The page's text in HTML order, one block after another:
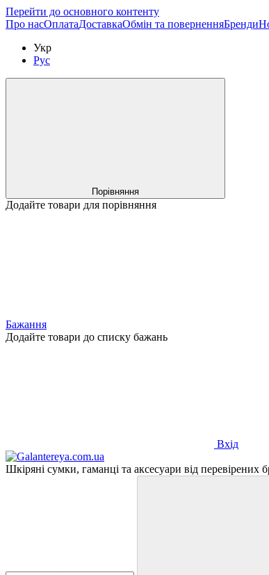
Перейти до основного контенту
Про насОплатаДоставкаОбмін та поверненняБренди
Укр
Рус
Порівняння
Додайте товари для порівняння
Бажання
Додайте товари до списку бажань
Вхід
Шкіряні сумки, гаманці та аксесуари від перевірених